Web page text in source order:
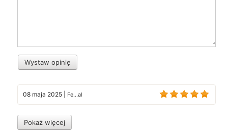
Wystaw opinię
08 maja 2025 Fe...al
Pokaż więcej